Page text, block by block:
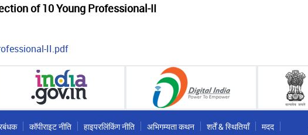
of 10 Young Professional-II
II.pdf
कॉपीराइट नीति हाइपरलिंकिंग नीति अभिगम्यता कथन शर्तें & स्थितियाँ
मदद